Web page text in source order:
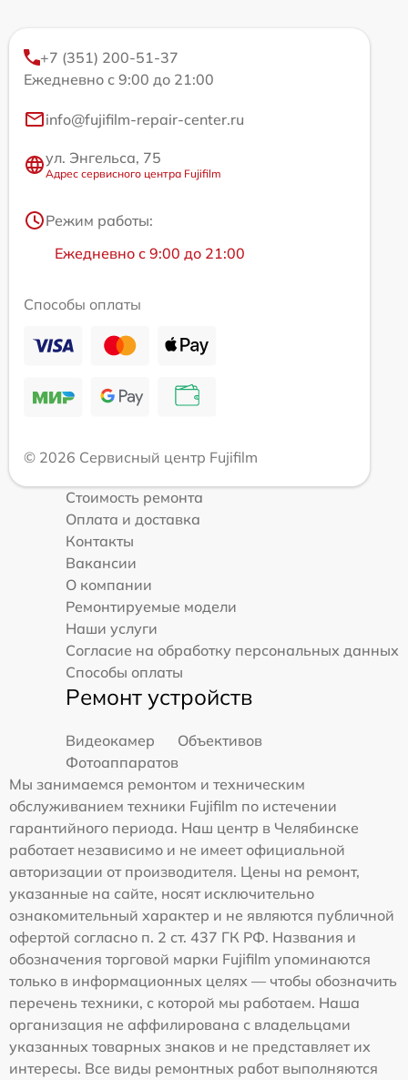
+7 (351) 200-51-37
Ежедневно с 9:00 до 21:00
info@fujifilm-repair-center.ru
ул. Энгельса, 75
Адрес сервисного центра Fujifilm
Режим работы:
Ежедневно с 9:00 до 21:00
Способы оплаты
© 2026 Сервисный центр Fujifilm
Стоимость ремонта
Оплата и доставка
Контакты
Вакансии
О компании
Ремонтируемые модели
Наши услуги
Согласие на обработку персональных данных
Способы оплаты
Ремонт устройств
Видеокамер
Объективов
Фотоаппаратов
Мы занимаемся ремонтом и техническим
обслуживанием техники Fujifilm по истечении
гарантийного периода. Наш центр в Челябинске
работает независимо и не имеет официальной
авторизации от производителя. Цены на ремонт,
указанные на сайте, носят исключительно
ознакомительный характер и не являются публичной
офертой согласно п. 2 ст. 437 ГК РФ. Названия и
обозначения торговой марки Fujifilm упоминаются
только в информационных целях — чтобы обозначить
перечень техники, с которой мы работаем. Наша
организация не аффилирована с владельцами
указанных товарных знаков и не представляет их
интересы. Все виды ремонтных работ выполняются